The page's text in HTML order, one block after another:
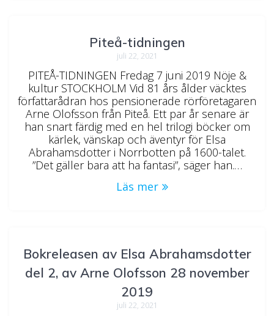
Piteå-tidningen
juli 22, 2021
PITEÅ-TIDNINGEN Fredag 7 juni 2019 Nöje &
kultur STOCKHOLM Vid 81 års ålder väcktes
författarådran hos pensionerade rörföretagaren
Arne Olofsson från Piteå. Ett par år senare är
han snart färdig med en hel trilogi böcker om
kärlek, vänskap och äventyr för Elsa
Abrahamsdotter i Norrbotten på 1600-talet.
”Det gäller bara att ha fantasi”, säger han.…
Läs mer
Bokreleasen av Elsa Abrahamsdotter
del 2, av Arne Olofsson 28 november
2019
juli 22, 2021